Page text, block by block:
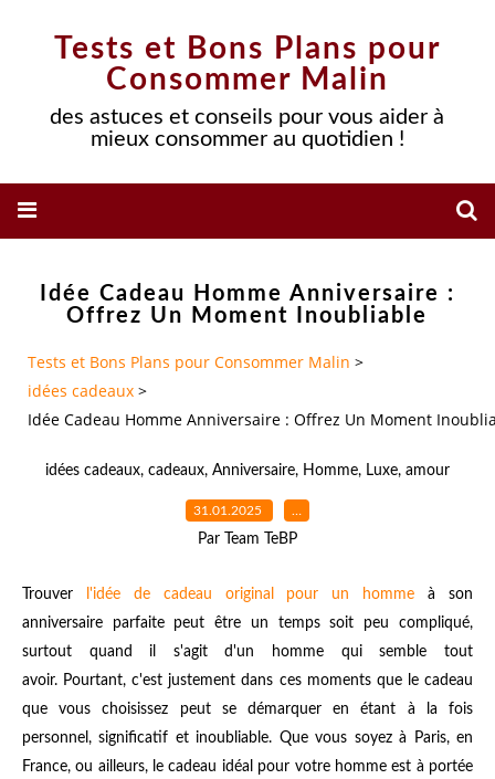
Tests et Bons Plans pour
Consommer Malin
des astuces et conseils pour vous aider à
mieux consommer au quotidien !
Idée Cadeau Homme Anniversaire :
Offrez Un Moment Inoubliable
Tests et Bons Plans pour Consommer Malin >
idées cadeaux >
Idée Cadeau Homme Anniversaire : Offrez Un Moment
idées cadeaux, cadeaux, Anniversaire, Homme, Luxe, amour
31.01.2025 …
Par Team TeBP
Trouver l'idée de cadeau original pour un homme à son
anniversaire parfaite peut être un temps soit peu compliqué,
surtout quand il s'agit d'un homme qui semble tout
avoir. Pourtant, c'est justement dans ces moments que le cadeau
que vous choisissez peut se démarquer en étant à la fois
personnel, significatif et inoubliable. Que vous soyez à Paris, en
France, ou ailleurs, le cadeau idéal pour votre homme est à portée